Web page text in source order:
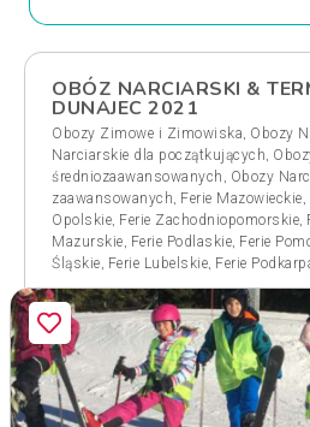
OBÓZ NARCIARSKI &
DUNAJEC 2021
Obozy Zimowe i Zimowiska, Obozy
Narciarskie dla początkujących,
średniozaawansowanych , Obozy
zaawansowanych, Ferie Mazowieckie,
Opolskie, Ferie Zachodniopomorskie,
Mazurskie, Ferie Podlaskie, Ferie
Śląskie, Ferie Lubelskie, Ferie